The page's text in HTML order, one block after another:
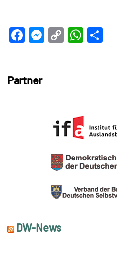
Facebook
Messenger
Copy
Partner
DW-News